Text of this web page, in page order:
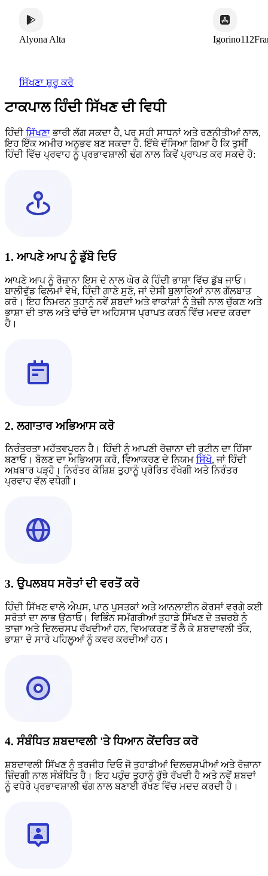
Alyona Alta Igorino112France
ਸਿੱਖਣਾ ਸ਼ੁਰੂ ਕਰੋ
ਟਾਕਪਾਲ ਹਿੰਦੀ ਸਿੱਖਣ ਦੀ ਵਿਧੀ
ਹਿੰਦੀਸਿੱਖਣਾਭਾਰੀ ਲੱਗ ਸਕਦਾ ਹੈ, ਪਰ ਸਹੀ ਸਾਧਨਾਂ ਅਤੇ ਰਣਨੀਤੀਆਂ ਨਾਲ,
ਇਹ ਇੱਕ ਅਮੀਰ ਅਨੁਭਵ ਬਣ ਸਕਦਾ ਹੈ. ਇੱਥੇ ਦੱਸਿਆ ਗਿਆ ਹੈ ਕਿ ਤੁਸੀਂ
ਹਿੰਦੀ ਵਿੱਚ ਪ੍ਰਵਾਹ ਨੂੰ ਪ੍ਰਭਾਵਸ਼ਾਲੀ ਢੰਗ ਨਾਲ ਕਿਵੇਂ ਪ੍ਰਾਪਤ ਕਰ ਸਕਦੇ ਹੋ:
1. ਆਪਣੇ ਆਪ ਨੂੰ ਡੁੱਬੋ ਦਿਓ
ਆਪਣੇ ਆਪ ਨੂੰ ਰੋਜ਼ਾਨਾ ਇਸ ਦੇ ਨਾਲ ਘੇਰ ਕੇ ਹਿੰਦੀ ਭਾਸ਼ਾ ਵਿੱਚ ਡੁੱਬ ਜਾਓ।
ਬਾਲੀਵੁੱਡ ਫਿਲਮਾਂ ਵੇਖੋ, ਹਿੰਦੀ ਗਾਣੇ ਸੁਣੋ, ਜਾਂ ਦੇਸੀ ਬੁਲਾਰਿਆਂ ਨਾਲ ਗੱਲਬਾਤ
ਕਰੋ। ਇਹ ਨਿਮਰਨ ਤੁਹਾਨੂੰ ਨਵੇਂ ਸ਼ਬਦਾਂ ਅਤੇ ਵਾਕਾਂਸ਼ਾਂ ਨੂੰ ਤੇਜ਼ੀ ਨਾਲ ਚੁੱਕਣ ਅਤੇ
ਭਾਸ਼ਾ ਦੀ ਤਾਲ ਅਤੇ ਢਾਂਚੇ ਦਾ ਅਹਿਸਾਸ ਪ੍ਰਾਪਤ ਕਰਨ ਵਿੱਚ ਮਦਦ ਕਰਦਾ
ਹੈ।
2. ਲਗਾਤਾਰ ਅਭਿਆਸ ਕਰੋ
ਨਿਰੰਤਰਤਾ ਮਹੱਤਵਪੂਰਨ ਹੈ। ਹਿੰਦੀ ਨੂੰ ਆਪਣੀ ਰੋਜ਼ਾਨਾ ਦੀ ਰੁਟੀਨ ਦਾ ਹਿੱਸਾ
ਬਣਾਓ। ਬੋਲਣ ਦਾ ਅਭਿਆਸ ਕਰੋ, ਵਿਆਕਰਣ ਦੇ ਨਿਯਮ ਸਿੱਖੋ, ਜਾਂ ਹਿੰਦੀ
ਅਖ਼ਬਾਰ ਪੜ੍ਹੋ। ਨਿਰੰਤਰ ਕੋਸ਼ਿਸ਼ ਤੁਹਾਨੂੰ ਪ੍ਰੇਰਿਤ ਰੱਖੇਗੀ ਅਤੇ ਨਿਰੰਤਰ
ਪ੍ਰਵਾਹ ਵੱਲ ਵਧੇਗੀ।
3. ਉਪਲਬਧ ਸਰੋਤਾਂ ਦੀ ਵਰਤੋਂ ਕਰੋ
ਹਿੰਦੀ ਸਿੱਖਣ ਵਾਲੇ ਐਪਸ, ਪਾਠ ਪੁਸਤਕਾਂ ਅਤੇ ਆਨਲਾਈਨ ਕੋਰਸਾਂ ਵਰਗੇ ਕਈ
ਸਰੋਤਾਂ ਦਾ ਲਾਭ ਉਠਾਓ। ਵਿਭਿੰਨ ਸਮੱਗਰੀਆਂ ਤੁਹਾਡੇ ਸਿੱਖਣ ਦੇ ਤਜ਼ਰਬੇ ਨੂੰ
ਤਾਜ਼ਾ ਅਤੇ ਦਿਲਚਸਪ ਰੱਖਦੀਆਂ ਹਨ, ਵਿਆਕਰਣ ਤੋਂ ਲੈ ਕੇ ਸ਼ਬਦਾਵਲੀ ਤੱਕ,
ਭਾਸ਼ਾ ਦੇ ਸਾਰੇ ਪਹਿਲੂਆਂ ਨੂੰ ਕਵਰ ਕਰਦੀਆਂ ਹਨ।
4. ਸੰਬੰਧਿਤ ਸ਼ਬਦਾਵਲੀ 'ਤੇ ਧਿਆਨ ਕੇਂਦਰਿਤ ਕਰੋ
ਸ਼ਬਦਾਵਲੀ ਸਿੱਖਣ ਨੂੰ ਤਰਜੀਹ ਦਿਓ ਜੋ ਤੁਹਾਡੀਆਂ ਦਿਲਚਸਪੀਆਂ ਅਤੇ ਰੋਜ਼ਾਨਾ
ਜ਼ਿੰਦਗੀ ਨਾਲ ਸੰਬੰਧਿਤ ਹੈ। ਇਹ ਪਹੁੰਚ ਤੁਹਾਨੂੰ ਰੁੱਝੇ ਰੱਖਦੀ ਹੈ ਅਤੇ ਨਵੇਂ ਸ਼ਬਦਾਂ
ਨੂੰ ਵਧੇਰੇ ਪ੍ਰਭਾਵਸ਼ਾਲੀ ਢੰਗ ਨਾਲ ਬਣਾਈ ਰੱਖਣ ਵਿੱਚ ਮਦਦ ਕਰਦੀ ਹੈ।